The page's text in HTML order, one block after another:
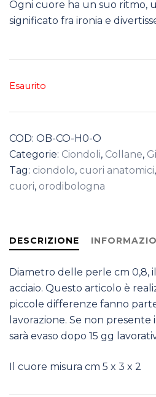
Ogni cuore ha un suo ritmo,
significato fra ironia e
Esaurito
COD: OB-CO-H0-O
Categorie: Ciondoli, Collane,
Tag: ciondolo, cuori anatomici,
cuori, orodibologna
DESCRIZIONE
Diametro delle perle cm 0,8,
acciaio. Questo articolo è
piccole differenze fanno
lavorazione. Se non presente
sarà evaso dopo 15 gg
Il cuore misura cm 5 x 3 x 2